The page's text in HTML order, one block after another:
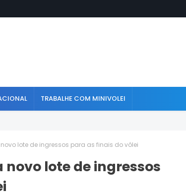
TRABALHE COM MINIVOLEI
lote de ingressos para as finais do vôlei
novo lote de ingressos